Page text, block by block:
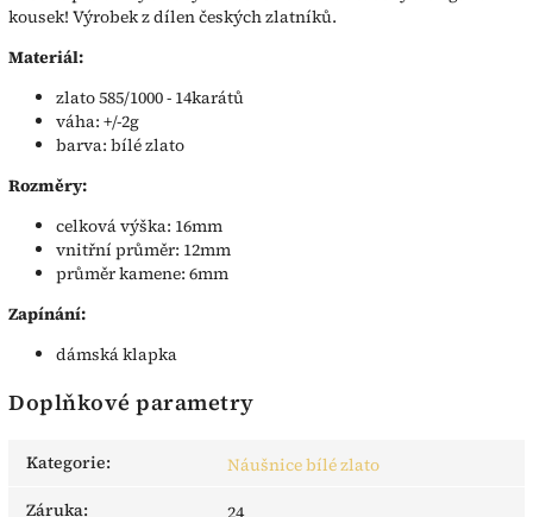
kousek! Výrobek z dílen českých zlatníků.
Materiál:
zlato 585/1000 - 14karátů
váha: +/-2g
barva: bílé zlato
Rozměry:
celková výška: 16mm
vnitřní průměr: 12mm
průměr kamene: 6mm
Zapínání:
dámská klapka
Doplňkové parametry
Kategorie:
Náušnice bílé zlato
Záruka: 24